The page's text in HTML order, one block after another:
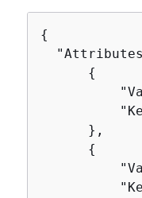
{
{
      },
{